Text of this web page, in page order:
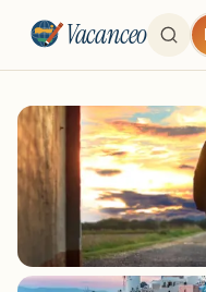
Vacanceo